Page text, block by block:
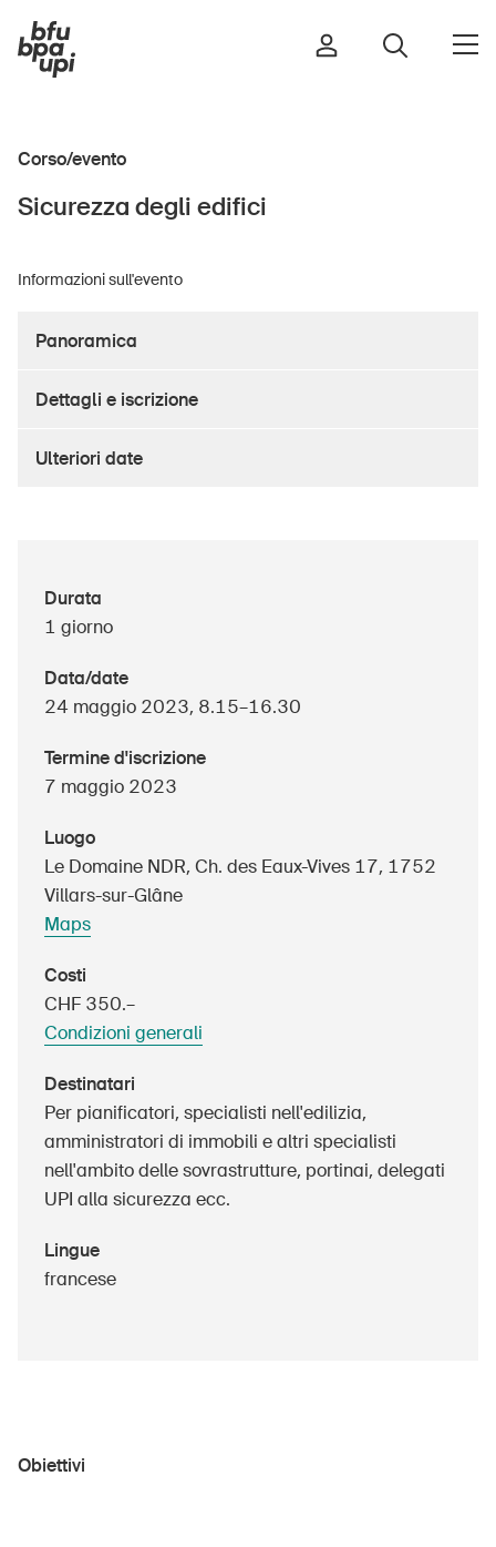
Sport e attività fisica
Edifici e impianti
Bambini
Scuola
UPI – chi siamo
Media
Politica
Sinus Plus
Campagne
Posti vacanti
Ordinare & scaricare materiali
Prodotti sicuri
Approfondimenti giuridici
Delegate e delegati alla sicurezza e Comuni
Contatto e consulenza
Corso/evento
Sicurezza degli edifici
Informazioni sull'evento
Panoramica
Dettagli e iscrizione
Ulteriori date
Durata
1 giorno
Data/date
24 maggio 2023, 8.15–16.30
Termine d'iscrizione
7 maggio 2023
Luogo
Le Domaine NDR, Ch. des Eaux-Vives 17, 1752
Villars-sur-Glâne
Maps
Costi
CHF 350.–
Condizioni generali
Destinatari
Per pianificatori, specialisti nell'edilizia,
amministratori di immobili e altri specialisti
nell'ambito delle sovrastrutture, portinai, delegati
UPI alla sicurezza ecc.
Lingue
francese
Obiettivi